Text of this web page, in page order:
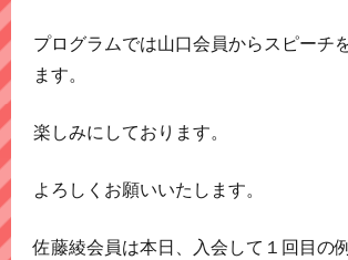
プログラムでは山口会員からスピーチ
ます。
楽しみにしております。
よろしくお願いいたします。
佐藤綾会員は本日、入会して１回目の